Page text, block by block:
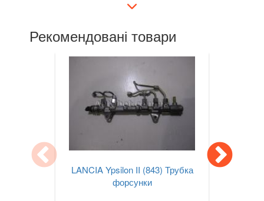
Рекомендовані товари
LANCIA Ypsilon II (843) Трубка
форсунки